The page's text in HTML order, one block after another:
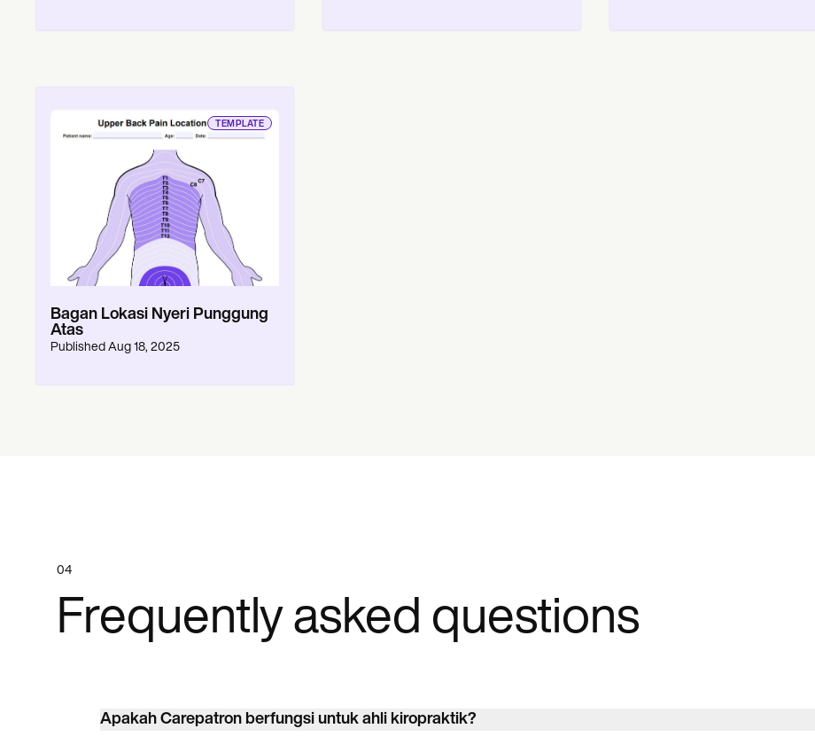
TEMPLATE
Bagan Lokasi Nyeri Punggung
Atas
Published Aug 18, 2025
04
Frequently asked questions
Apakah Carepatron berfungsi untuk ahli kiropraktik?